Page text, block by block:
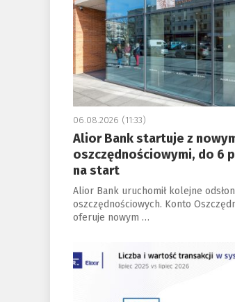
06.08.2026 (11:33)
Alior Bank startuje z
oszczędnościowymi, do 6
na start
Alior Bank uruchomił kolejne
oszczędnościowych. Konto
oferuje nowym …